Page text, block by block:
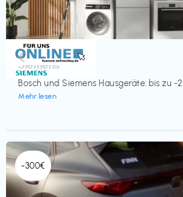
Küche & Haushalt
Siemens
Bosch und Siemens Hausgeräte: bis zu -
Mehr lesen
€‎
-300€